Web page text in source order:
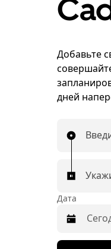
Добавьте
дней
Дата